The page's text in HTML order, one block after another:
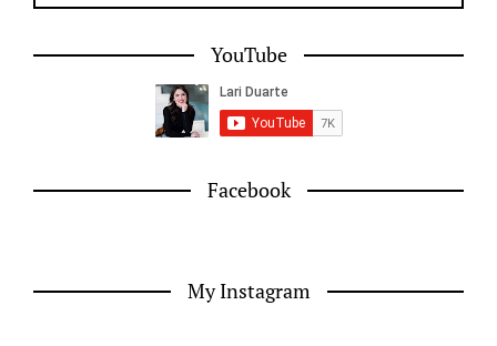
YouTube
Facebook
My Instagram